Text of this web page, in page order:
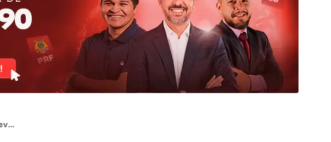
Qual é a previsão para o concurso Sefaz AL 2026? Confira!